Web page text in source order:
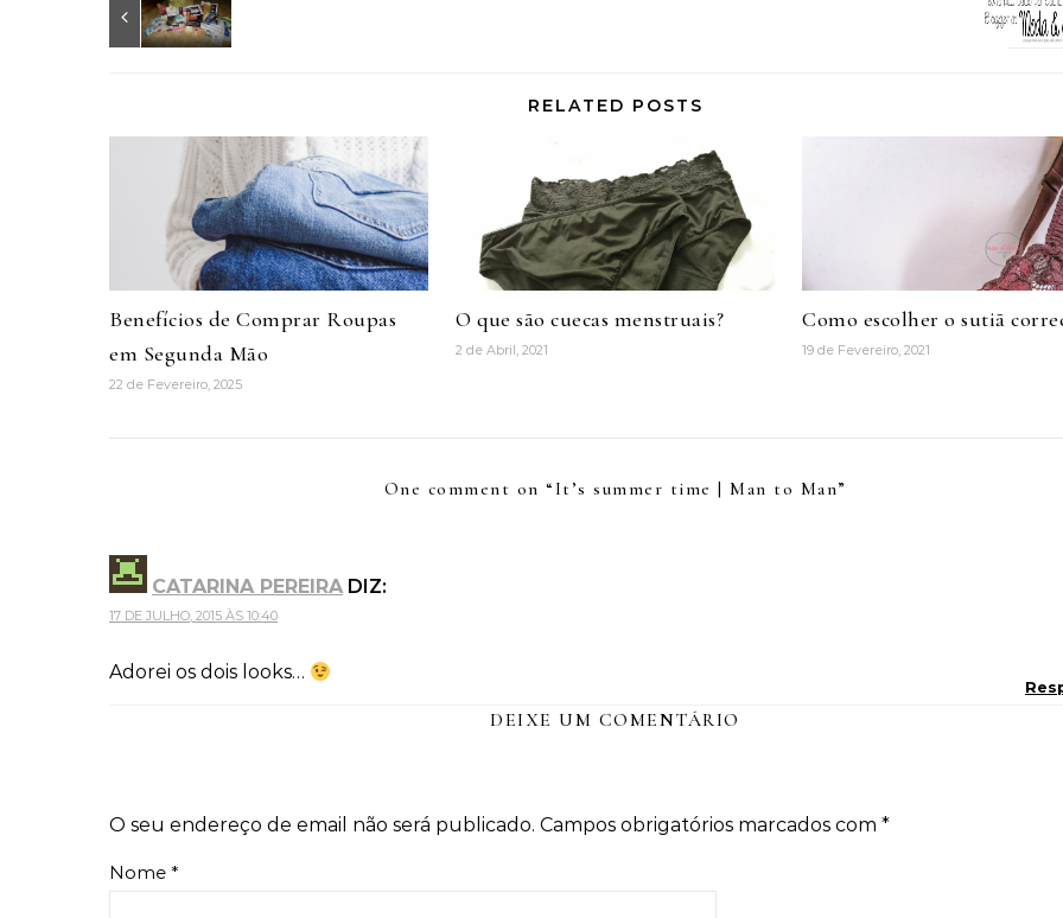
RELATED POSTS
Benefícios de Comprar Roupas
em Segunda Mão
22 de Fevereiro, 2025
O que são cuecas menstruais?
2 de Abril, 2021
Como escolher o sutiã
19 de Fevereiro, 2021
One comment on “ It’s summer time | Man to Man”
CATARINA PEREIRA DIZ:
17 DE JULHO, 2015 ÀS 10:40
Adorei os dois looks…
DEIXE UM COMENTÁRIO
O seu endereço de email não será publicado. Campos obrigatórios marcados com *
Nome *